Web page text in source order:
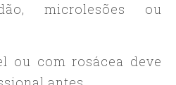
microlesões ou
ou com rosácea deve